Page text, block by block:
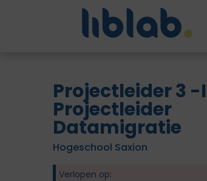
Projectleider 3
Projectleider
Datamigratie
Hogeschool Saxion
Verlopen op: